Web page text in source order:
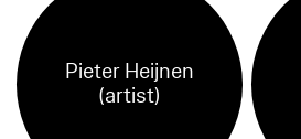
Pieter Heijnen
(artist)